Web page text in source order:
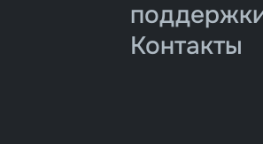
Контакты